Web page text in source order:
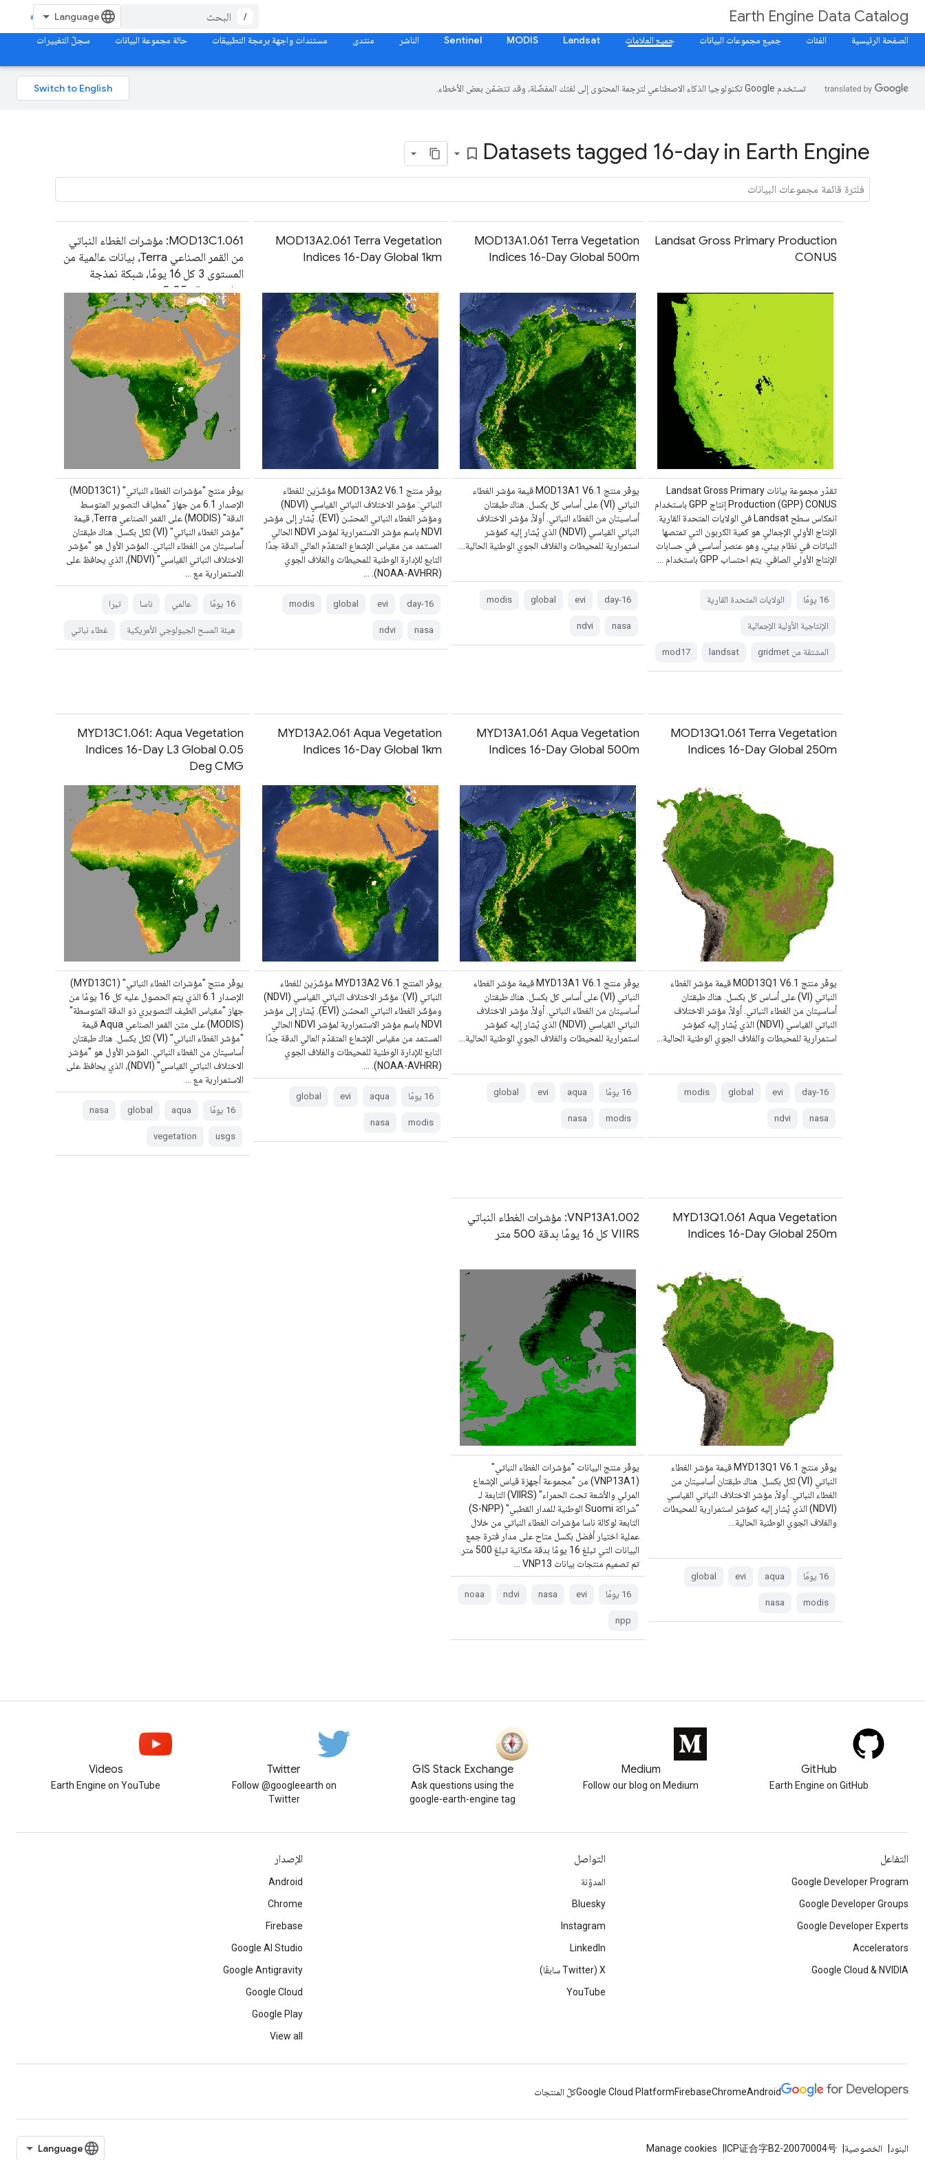
Earth Engine Data Catalog
/
الصفحة الرئيسية
الفئات جميع مجموعات البيانات جميع العلامات Landsat
MODIS
Sentinel الناشر منتدى مستندات واجهة برمجة التطبيقات حالة مجموعة البيانات سجلّ التغييرات
تستخدم Google تكنولوجيا الذكاء الاصطناعي لترجمة المحتوى إلى لغتك المفضّلة، وقد تتضمّن بعض الأخطاء.
Datasets tagged 16-day in Earth Engine
bookmark_border
Landsat Gross Primary Production
CONUS
تقدّر مجموعة بيانات Landsat Gross Primary
Production (GPP) CONUS إنتاج GPP باستخدام
انعكاس سطح Landsat في الولايات المتحدة القارية.
الإنتاج الأولي الإجمالي هو كمية الكربون التي تمتصها
النباتات في نظام بيئي، وهو عنصر أساسي في حسابات
الإنتاج الأولي الصافي. يتم احتساب GPP باستخدام …
‫16 يومًا الولايات المتحدة القارية
الإنتاجية الأولية الإجمالية
المشتقة من gridmet landsat
mod17
MOD13A1.061 Terra Vegetation
Indices 16-Day Global 500m
يوفّر منتج MOD13A1 V6.1 قيمة مؤشر الغطاء
النباتي (VI) على أساس كل بكسل. هناك طبقتان
أساسيتان من الغطاء النباتي. أولاً، مؤشر الاختلاف
النباتي القياسي (NDVI) الذي يُشار إليه كمؤشر
استمرارية للمحيطات والغلاف الجوي الوطنية الحالية…
16-day
evi
global
modis
nasa
ndvi
MOD13A2.061 Terra Vegetation
Indices 16-Day Global 1km
يوفّر منتج MOD13A2 V6.1 مؤشّرَين للغطاء
النباتي: مؤشر الاختلاف النباتي القياسي (NDVI)
ومؤشر الغطاء النباتي المحسّن (EVI). يُشار إلى مؤشر
NDVI باسم مؤشر الاستمرارية لمؤشر NDVI الحالي
المستمد من مقياس الإشعاع المتقدّم العالي الدقة جدًا
التابع للإدارة الوطنية للمحيطات والغلاف الجوي
(NOAA-AVHRR). …
16-day
evi
global
modis
nasa
ndvi
MOD13C1.061: مؤشرات الغطاء النباتي
من القمر الصناعي Terra، بيانات عالمية من
المستوى 3 كل 16 يومًا، شبكة نمذجة
مناخية بدقة 0.05 درجة
يوفّر منتج "مؤشرات الغطاء النباتي" (MOD13C1)
الإصدار 6.1 من جهاز "مطياف التصوير المتوسط
الدقة" (MODIS) على القمر الصناعي Terra، قيمة
"مؤشر الغطاء النباتي" (VI) لكل بكسل. هناك طبقتان
أساسيتان من الغطاء النباتي. المؤشر الأول هو "مؤشر
الاختلاف النباتي القياسي" (NDVI)، الذي يحافظ على
الاستمرارية مع …
‫16 يومًا عالمي ناسا تيرا
هيئة المسح الجيولوجي الأمريكية غطاء نباتي
MOD13Q1.061 Terra Vegetation
Indices 16-Day Global 250m
يوفّر منتج MOD13Q1 V6.1 قيمة مؤشر الغطاء
النباتي (VI) على أساس كل بكسل. هناك طبقتان
أساسيتان من الغطاء النباتي. أولاً، مؤشر الاختلاف
النباتي القياسي (NDVI) الذي يُشار إليه كمؤشر
استمرارية للمحيطات والغلاف الجوي الوطنية الحالية…
16-day
evi
global
modis
nasa
ndvi
MYD13A1.061 Aqua Vegetation
Indices 16-Day Global 500m
يوفّر منتج MYD13A1 V6.1 قيمة مؤشر الغطاء
النباتي (VI) على أساس كل بكسل. هناك طبقتان
أساسيتان من الغطاء النباتي. أولاً، مؤشر الاختلاف
النباتي القياسي (NDVI) الذي يُشار إليه كمؤشر
استمرارية للمحيطات والغلاف الجوي الوطنية الحالية…
‫16 يومًا aqua
evi
global
modis
nasa
MYD13A2.061 Aqua Vegetation
Indices 16-Day Global 1km
يوفّر المنتج MYD13A2 V6.1 مؤشّرَين للغطاء
النباتي (VI): مؤشّر الاختلاف النباتي القياسي (NDVI)
ومؤشّر الغطاء النباتي المحسّن (EVI). يُشار إلى مؤشر
NDVI باسم مؤشر الاستمرارية لمؤشر NDVI الحالي
المستمد من مقياس الإشعاع المتقدّم العالي الدقة جدًا
التابع للإدارة الوطنية للمحيطات والغلاف الجوي
(NOAA-AVHRR). …
‫16 يومًا aqua
evi
global
modis
nasa
MYD13C1.061: Aqua Vegetation
Indices 16-Day L3 Global 0.05
Deg CMG
يوفّر منتج "مؤشرات الغطاء النباتي" (MYD13C1)
الإصدار 6.1 الذي يتم الحصول عليه كل 16 يومًا من
جهاز "مقياس الطيف التصويري ذو الدقة المتوسطة"
(MODIS) على متن القمر الصناعي Aqua قيمة
"مؤشر الغطاء النباتي" (VI) لكل بكسل. هناك طبقتان
أساسيتان من الغطاء النباتي. المؤشر الأول هو "مؤشر
الاختلاف النباتي القياسي" (NDVI)، الذي يحافظ على
الاستمرارية مع …
‫16 يومًا aqua
global
nasa
usgs
vegetation
MYD13Q1.061 Aqua Vegetation
Indices 16-Day Global 250m
يوفّر منتج MYD13Q1 V6.1 قيمة مؤشر الغطاء
النباتي (VI) لكل بكسل. هناك طبقتان أساسيتان من
الغطاء النباتي. أولاً، مؤشر الاختلاف النباتي القياسي
(NDVI) الذي يُشار إليه كمؤشر استمرارية للمحيطات
والغلاف الجوي الوطنية الحالية…
‫16 يومًا aqua
evi
global
modis
nasa
VNP13A1.002: مؤشرات الغطاء النباتي
VIIRS كل 16 يومًا بدقة 500 متر
يوفّر منتج البيانات "مؤشرات الغطاء النباتي"
(VNP13A1) من "مجموعة أجهزة قياس الإشعاع
المرئي والأشعة تحت الحمراء" (VIIRS) التابعة لـ
"شراكة Suomi الوطنية للمدار القطبي" (S-NPP)
التابعة لوكالة ناسا مؤشرات الغطاء النباتي من خلال
عملية اختيار أفضل بكسل متاح على مدار فترة جمع
البيانات التي تبلغ 16 يومًا بدقة مكانية تبلغ 500 متر.
تم تصميم منتجات بيانات VNP13 …
‫16 يومًا evi
nasa
ndvi
noaa
npp
GitHub
Earth Engine on GitHub
Medium
Follow our blog on Medium
GIS Stack Exchange
Ask questions using the
google-earth-engine tag
Twitter
Follow @googleearth on
Twitter
Videos
Earth Engine on YouTube
التفاعل
Google Developer Program
Google Developer Groups
Google Developer Experts
Accelerators
Google Cloud & NVIDIA
التواصل
المدوّنة
Bluesky
Instagram
LinkedIn
‫X ‏(Twitter سابقًا)
YouTube
الإصدار
Android
Chrome
Firebase
Google AI Studio
Google Antigravity
Google Cloud
Google Play
View all
Android
Chrome
Firebase
Google Cloud Platformكلّ المنتجات
البنود الخصوصية ICP证合字B2-20070004号
Manage cookies